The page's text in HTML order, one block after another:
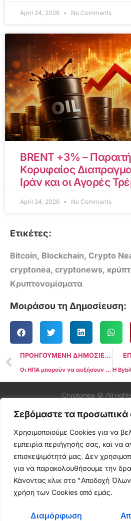
Σεβόμαστε τα
Χρησιμοποιούμε Cookies για να
εμπειρία περιήγησής σας, και να
επισκεψιμότητά μας. Δεν
για να παρακολουθήσουμε την
Κάνοντας κλικ στο "Αποδοχή
χρήση των Cookies από εμάς.
Διαμόρφωση
April 24, 2026 No Comments
BRENT +3% –
Κορυφαίος
Ιράν και οι Αγορές
April 24, 2026 No Comments
Ετικέτες:
Bitcoin, Blockchain, Crypto
cryptonea, cryptonews,
Κρυπτονομίσματα
Μοιράσου τη Δημοσίευση:
ΠΡΟΗΓΟΥΜΕΝΗ ΔΗΜΟΣΙΕΥΣΗ
Οι ΗΠΑ μπορούν να αυξήσουν τα αποθέματά τους σε Bitcoin, εφόσον δεν επιβαρυνθεί ο προϋπολογισμός, λέει ο υπεύθυνος για τα κρύπτο στον Λευκό Οίκο
Cryptonea © All